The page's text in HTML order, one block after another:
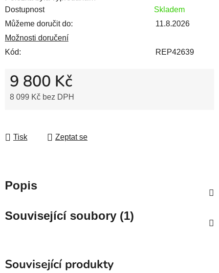
Dostupnost
Skladem
Můžeme doručit do:
11.8.2026
Možnosti doručení
Kód:
REP42639
9 800 Kč
8 099 Kč bez DPH
Tisk Zeptat se
Popis
Související soubory (1)
Související produkty